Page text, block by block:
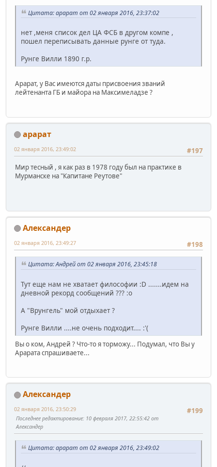
Цитата: арарат от 02 января 2016, 23:37:02
нет ,меня список дел ЦА ФСБ в другом компе ,
пошел переписывать данные рунге от туда.
Рунге Вилли 1890 г.р.
Арарат, у Вас имеются даты присвоения званий
лейтенанта ГБ и майора на Максимеладзе ?
арарат
#197
02 января 2016, 23:49:02
Мир тесный , я как раз в 1978 году был на практике в
Мурманске на "Капитане Реутове"
Александер
#198
02 января 2016, 23:49:27
Цитата: Андрей от 02 января 2016, 23:45:18
Тут еще нам не хватает философии :D .......идем на
дневной рекорд сообщений ??? :o
А "Врунгель" мой отдыхает ?
Рунге Вилли ....не очень подходит.... :'(
Вы о ком, Андрей ? Что-то я торможу... Подумал, что Вы у
Арарата спрашиваете...
Александер
#199
02 января 2016, 23:50:29
Последнее редактирование: 10 февраля 2017, 22:55:42 от
Александер
Цитата: арарат от 02 января 2016, 23:49:02